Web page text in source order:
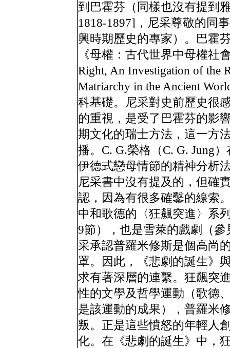
到巴霍芬（同樣也沒有提到
1818-1897]，尼采尊敬的同
興時期歷史的專家）。巴霍
《母權：古代世界中母權社
Right, An Investigation of the
Matriarchy in the Ancient
科基礎。尼采對史前歷史很
的重視，是受了巴霍芬的影
期文化的瑞士方法，這一方
播。C. G.榮格（C. G. Jung
伊德式戀母情節的精神分析
尼采書中沒有提及的，但確
認，因為有很多確鑿的線索
中和歌德的〈狂飆突進〉系
9節），也是雪萊的戲劇（
采承認普羅米修斯是個高尚
罩。因此，《悲劇的誕生》
求有著深層的連繫。狂飆突
性的文學及哲學運動（歌德
是該運動的成果），普羅米
叛。正是這些憤怒的年輕人
化。在《悲劇的誕生》中，